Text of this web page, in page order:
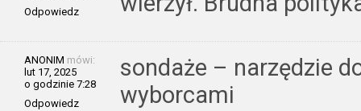
Odpowiedz
ANONIM mówi:
lut 17, 2025
o godzinie 7:28
Odpowiedz
sondaże – narzędzie
wyborcami